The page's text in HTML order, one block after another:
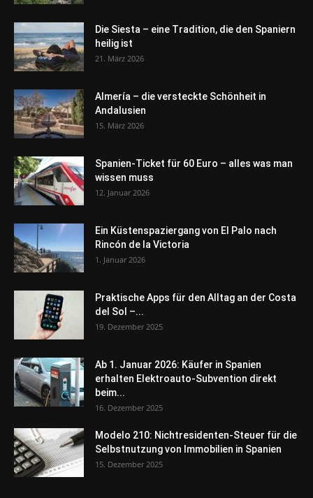
Die Siesta – eine Tradition, die den Spaniern
heilig ist
21. März 2026
Almería – die versteckte Schönheit in
Andalusien
15. März 2026
Spanien-Ticket für 60 Euro – alles was man
wissen muss
12. Januar 2026
Ein Küstenspaziergang von El Palo nach
Rincón de la Victoria
1. Januar 2026
Praktische Apps für den Alltag an der Costa
del Sol –...
19. Dezember 2025
Ab 1. Januar 2026: Käufer in Spanien
erhalten Elektroauto-Subvention direkt
beim...
16. Dezember 2025
Modelo 210: Nichtresidenten-Steuer für die
Selbstnutzung von Immobilien in Spanien
15. Dezember 2025